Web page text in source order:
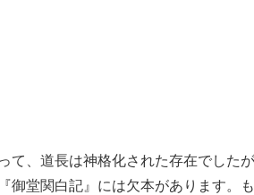
、道長は神格化された存在でした
御堂関白記』には欠本があります。